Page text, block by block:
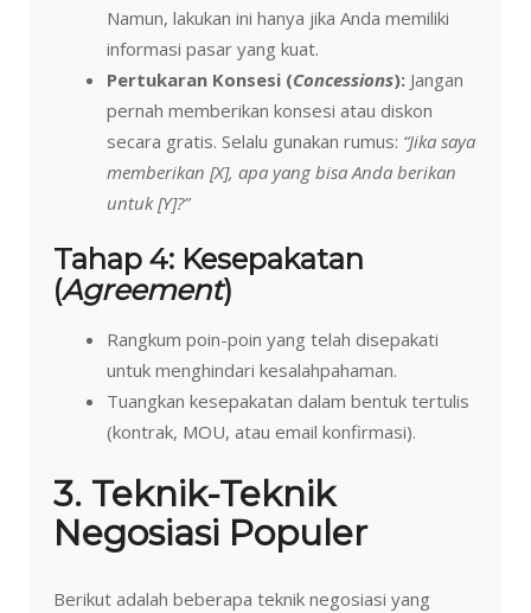
Namun, lakukan ini hanya jika Anda memiliki
informasi pasar yang kuat.
Pertukaran Konsesi (Concessions): Jangan
pernah memberikan konsesi atau diskon
secara gratis. Selalu gunakan rumus: “Jika saya
memberikan [X], apa yang bisa Anda berikan
untuk [Y]?”
Tahap 4: Kesepakatan
(Agreement)
Rangkum poin-poin yang telah disepakati
untuk menghindari kesalahpahaman.
Tuangkan kesepakatan dalam bentuk tertulis
(kontrak, MOU, atau email konfirmasi).
3. Teknik-Teknik
Negosiasi Populer
Berikut adalah beberapa teknik negosiasi yang